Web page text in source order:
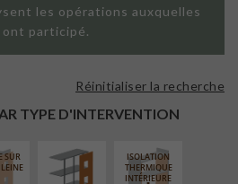
les opérations auxquelles
ont participé.
TYPE D'INTERVENTION
Réinitialiser la recherche
SUR
FAÇADE SUR
LINÉAIRE
ISOLATION
THERMIQUE
INTÉRIEURE